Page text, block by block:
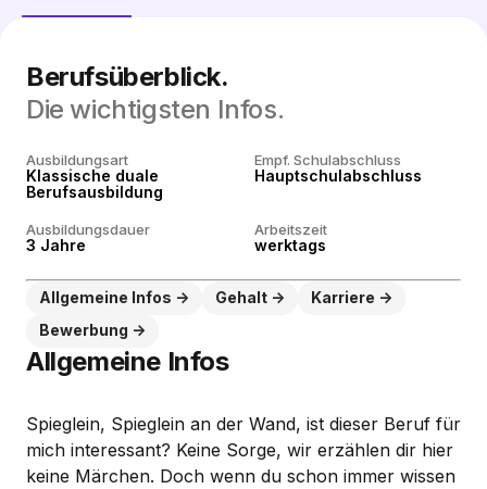
Berufsüberblick.
Die wichtigsten Infos.
Ausbildungsart
Klassische duale
Berufsausbildung
Empf. Schulabschluss
Hauptschulabschluss
Ausbildungsdauer
3 Jahre
Arbeitszeit
werktags
Allgemeine Infos Gehalt
Karriere
Bewerbung
Allgemeine Infos
Spieglein, Spieglein an der Wand, ist dieser Beruf für
mich interessant? Keine Sorge, wir erzählen dir hier
keine Märchen. Doch wenn du schon immer wissen